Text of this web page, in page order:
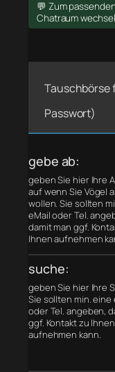
💬 Zum
Chatraum
Tauschbörse
Passwort)
gebe ab:
geben Sie hier Ihre
auf wenn Sie Vögel
wollen. Sie sollten
eMail oder Tel.
damit man ggf.
Ihnen aufnehmen
suche:
geben Sie hier Ihre
Sie sollten min. eine
oder Tel. angeben,
ggf. Kontakt zu Ihnen
aufnehmen kann.